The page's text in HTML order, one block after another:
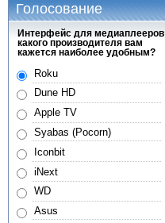
Голосование
Интерфейс для медиаплееров
какого производителя вам
кажется наиболее удобным?
Roku
Dune HD
Apple TV
Syabas (Pocorn)
Iconbit
iNext
WD
Asus